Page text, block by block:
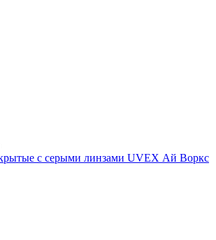
с серыми линзами UVEX Ай Воркс